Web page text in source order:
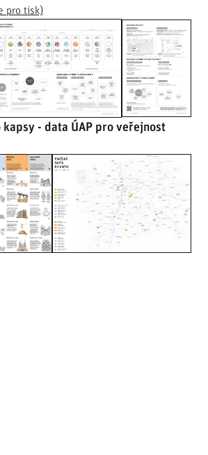
pro tisk)
kapsy - data ÚAP pro veřejnost